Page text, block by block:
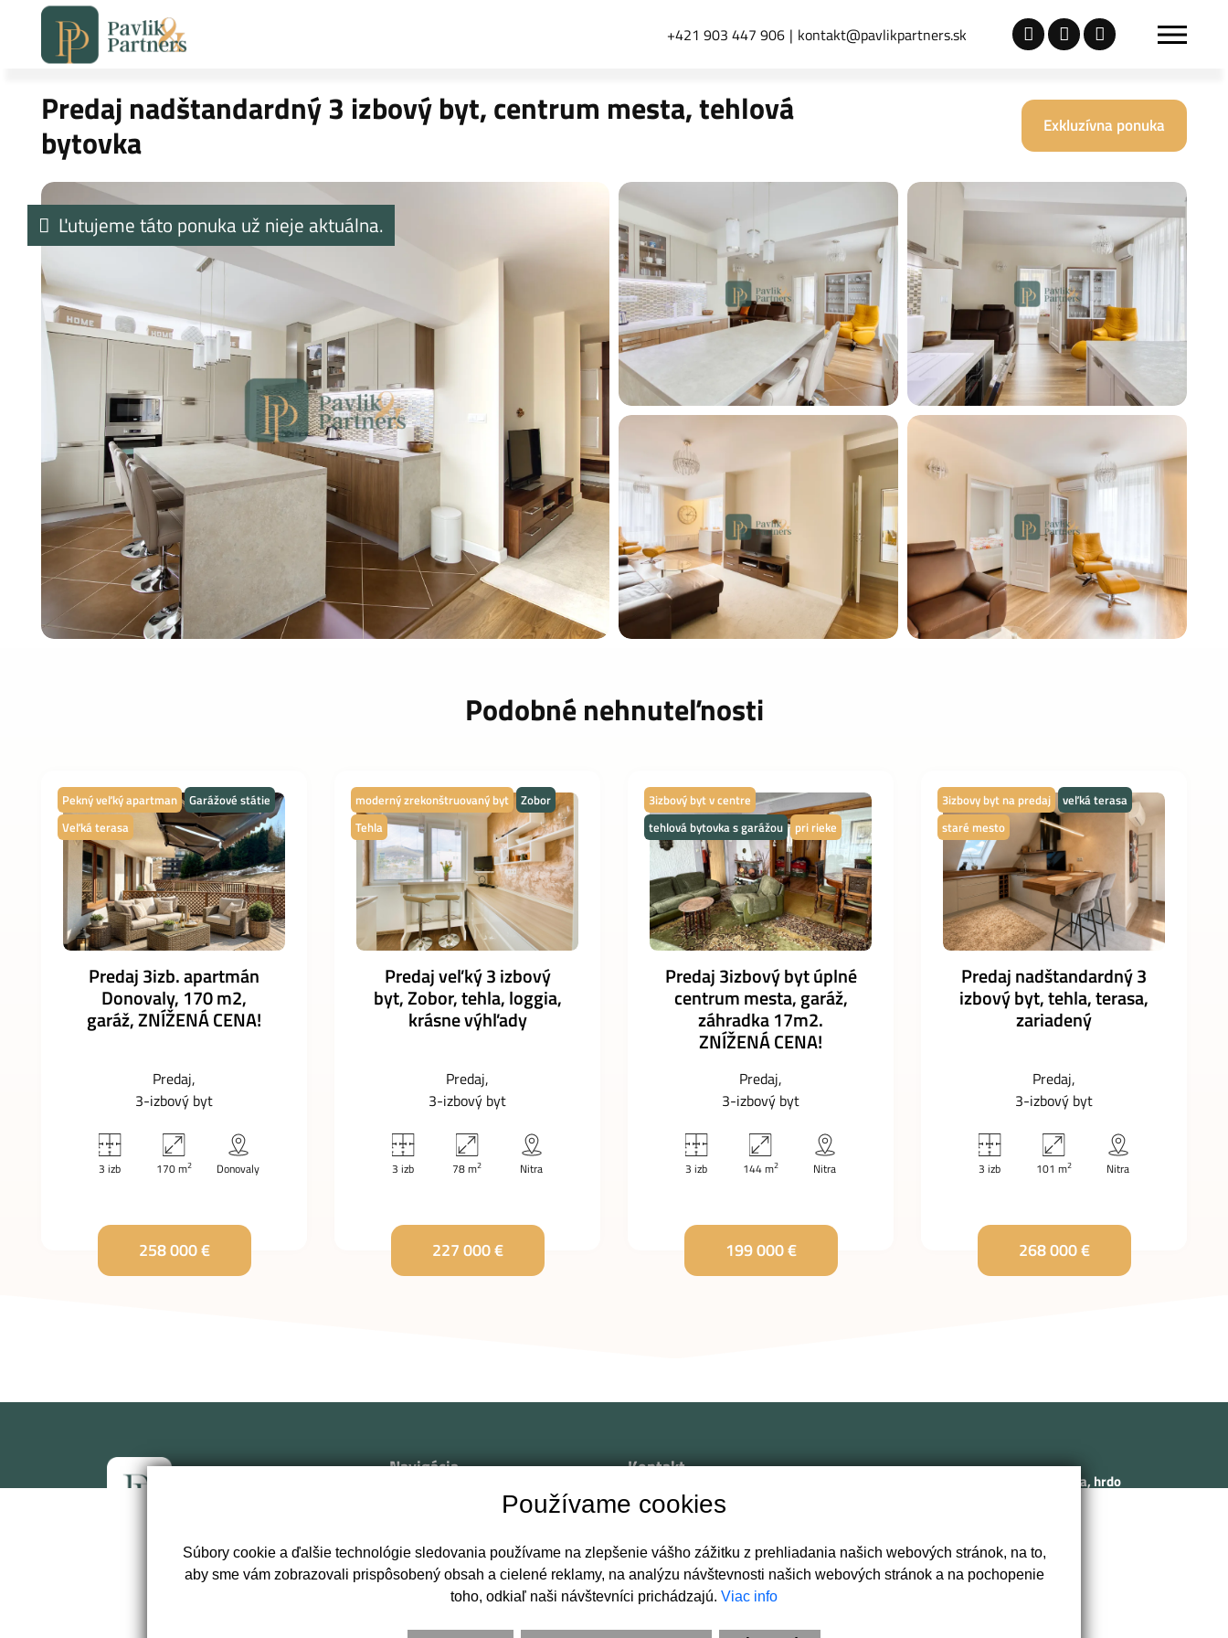
+421 903 447 906 kontakt@pavlikpartners.sk
Predaj nadštandardný 3 izbový byt, centrum mesta, tehlová
bytovka Exkluzívna ponuka
Ľutujeme táto ponuka už nieje aktuálna.
Podobné nehnuteľnosti
Pekný veľký apartman
Garážové státie
Veľká terasa
Predaj 3izb. apartmán
Donovaly, 170 m2,
garáž, ZNÍŽENÁ CENA!
Predaj
3-izbový byt
3 izb 170 m2 Donovaly
258 000 €
moderný zrekonštruovaný byt
Zobor
Tehla
Predaj veľký 3 izbový
byt, Zobor, tehla, loggia,
krásne výhľady
Predaj
3-izbový byt
3 izb 78 m2 Nitra
227 000 €
3izbový byt v centre
tehlová bytovka s garážou
pri rieke
Predaj 3izbový byt úplné
centrum mesta, garáž,
záhradka 17m2.
ZNÍŽENÁ CENA!
Predaj
3-izbový byt
3 izb 144 m2 Nitra
199 000 €
3izbovy byt na predaj
veľká terasa
staré mesto
Predaj nadštandardný 3
izbový byt, tehla, terasa,
zariadený
Predaj
3-izbový byt
3 izb 101 m2 Nitra
268 000 €
+421 903 447 906
Navigácia
Nehnuteľnosti
Vložte ponuku / dopyt
Makléri
Kontakt
949 01 Nitra
+421 903 447 906
kontakt@pavlikpartners.sk
Sme rodinná realitná kancelária, hrdo
kancelária odráža ducha a tradíciu
mesta, kde ponúkame prvotriedne
realitné služby s osobným prístupom.
Používame cookies
Súbory cookie a ďalšie technológie sledovania používame na zlepšenie vášho zážitku z prehliadania našich webových stránok, na to,
aby sme vám zobrazovali prispôsobený obsah a cielené reklamy, na analýzu návštevnosti našich webových stránok a na pochopenie
toho, odkiaľ naši návštevníci prichádzajú. Viac info